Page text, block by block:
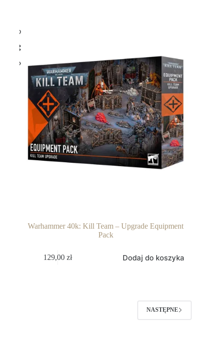
Warhammer 40k: Kill Team – Upgrade Equipment
Pack
129,00zł Dodaj do koszyka
NASTĘPNE